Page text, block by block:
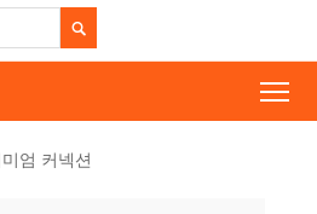

엄 커넥션